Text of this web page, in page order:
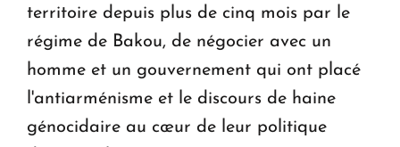
territoire depuis plus de cinq mois par le
régime de Bakou, de négocier avec un
homme et un gouvernement qui ont placé
l'anti­arménisme et le discours de haine
génocidaire au cœur de leur politique